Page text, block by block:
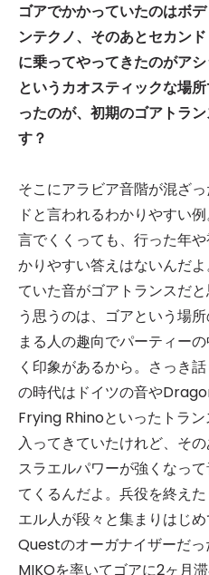
ゴアでかかっていたのはボ
ンテクノ、そのあとセカン
に乗ってやってきたのがア
というカオスティックな場
ったのが、初期のゴアトラ
す？
そこにアラビア音階が混ざ
ドと言われるわかりやすい
言でくくっても、行った年
かりやすい答えはないんだ
ていた音がゴアトランスだ
う思うのは、ゴアという場
まる人の趣向でパーティー
く印象があるから。さっき
の時代はドイツの音や
Frying Rhinoといったトラ
入ってきていたけれど、そ
スラエルパワーが強くなっ
てくるんだよ。兵役を終え
エル人が段々と集まりはじ
Questのオーガナイザーだ
MIKOを率いてゴアに2ヶ月